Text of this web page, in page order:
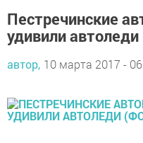
Пестречинские
удивили
автор, 10 марта 2017 -